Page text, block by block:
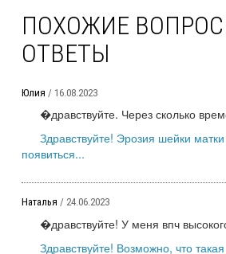
ПОХОЖИЕ
ОТВЕТЫ
Юлия / 16.08.2023
�дравствуйте. Через сколько
Здравствуйте! Эрозия шейки
появиться...
Наталья / 24.06.2023
�дравствуйте! У меня впч
Здравствуйте! Возможно, что